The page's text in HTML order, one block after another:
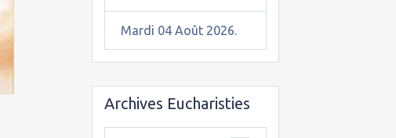
Mardi 04 Août 2026.
Archives Eucharisties